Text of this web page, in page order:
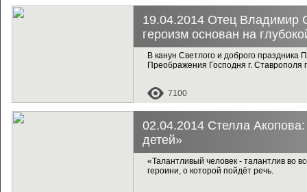
19.04.2014 Отец Владимир
героизм основан на
В канун Светлого и доброго
Преображения Господня г.
7100
02.04.2014 Стелла
детей»
«Талантливый человек - талантлив во
героини, о которой пойдёт речь.